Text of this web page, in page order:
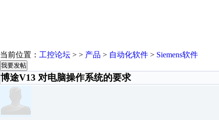
当前位置： 工控论坛 > > 产品 > 自动化软件 > Siemens软件
我要发帖
博途V13 对电脑操作系统的要求